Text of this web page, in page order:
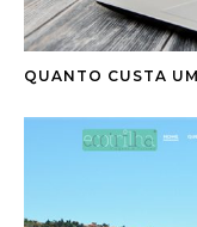
QUANTO CUSTA